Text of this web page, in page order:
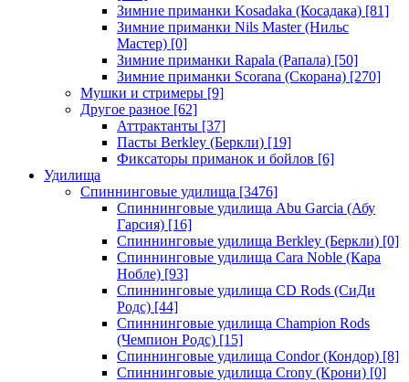
Зимние приманки Kosadaka (Косадака) [81]
Зимние приманки Nils Master (Нильс
Мастер) [0]
Зимние приманки Rapala (Рапала) [50]
Зимние приманки Scorana (Скорана) [270]
Мушки и стримеры [9]
Другое разное [62]
Аттрактанты [37]
Пасты Berkley (Беркли) [19]
Фиксаторы приманок и бойлов [6]
Удилища
Спиннинговые удилища [3476]
Спиннинговые удилища Abu Garcia (Абу
Гарсия) [16]
Спиннинговые удилища Berkley (Беркли) [0]
Спиннинговые удилища Cara Noble (Кара
Нобле) [93]
Спиннинговые удилища CD Rods (СиДи
Родс) [44]
Спиннинговые удилища Champion Rods
(Чемпион Родс) [15]
Спиннинговые удилища Condor (Кондор) [8]
Спиннинговые удилища Crony (Крони) [0]